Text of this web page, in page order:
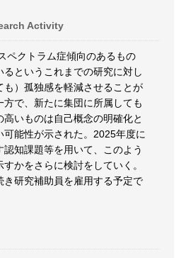
Activity
ペクトラム症傾向のあるもの
というこれまでの研究に対し
も）孤独感を軽減させることが
で、新たに集団に所属しても
いものは自己概念の明確化と
能性が示された。2025年度に
知課題等を用いて、このよう
かをさらに検討をしていく。
研究補助員を雇用する予定で